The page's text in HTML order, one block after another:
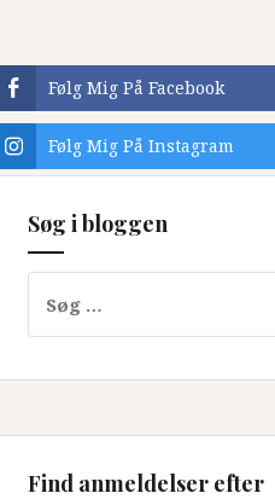
Følg Mig På Facebook
Følg Mig På Instagram
Søg i bloggen
efter:
Find anmeldelser efter